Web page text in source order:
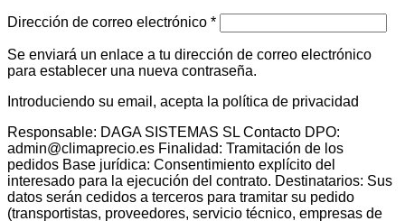
Dirección de correo electrónico *Obligatorio
Se enviará un enlace a tu dirección de correo electrónico
para establecer una nueva contraseña.
Introduciendo su email, acepta la política de privacidad
Responsable: DAGA SISTEMAS SL Contacto DPO:
admin@climaprecio.es Finalidad: Tramitación de los
pedidos Base jurídica: Consentimiento explícito del
interesado para la ejecución del contrato. Destinatarios: Sus
datos serán cedidos a terceros para tramitar su pedido
(transportistas, proveedores, servicio técnico, empresas de